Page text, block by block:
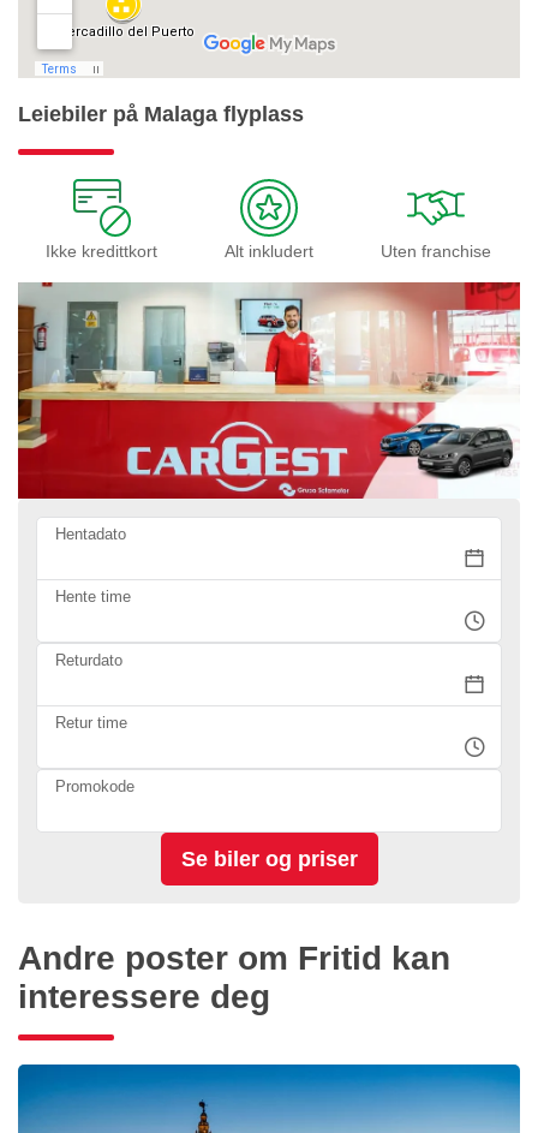
Leiebiler på Malaga flyplass
Ikke kredittkort Alt inkludert Uten franchise
Hentadato
Hente time
Returdato
Retur time
Promokode
Andre poster om Fritid kan
interessere deg